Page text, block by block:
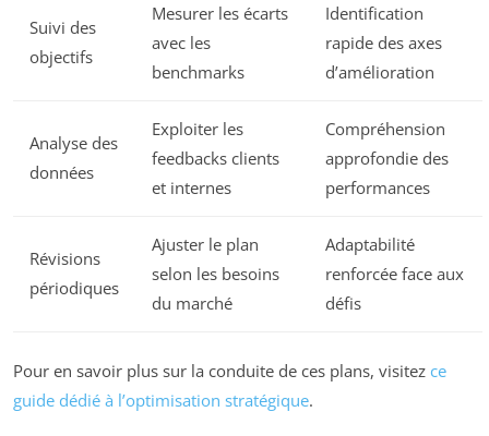
Suivi des
objectifs
Mesurer les écarts
avec les
benchmarks
Identification
rapide des axes
d’amélioration
Analyse des
données
Exploiter les
feedbacks clients
et internes
Compréhension
approfondie des
performances
Révisions
périodiques
Ajuster le plan
selon les besoins
du marché
Adaptabilité
renforcée face aux
défis
Pour en savoir plus sur la conduite de ces plans, visitez ce
guide dédié à l’optimisation stratégique.